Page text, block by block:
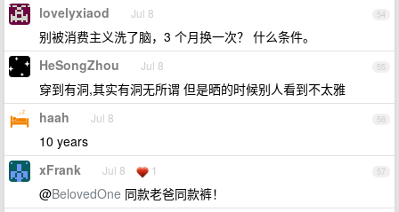
54
lovelyxiaod Jul 8
别被消费主义洗了脑，3 个月换一次？ 什么条件。
55
HeSongZhou Jul 8
穿到有洞,其实有洞无所谓 但是晒的时候别人看到不太雅
56
haah Jul 8
10 years
57
xFrank Jul 8 1
@BelovedOne 同款老爸同款裤！